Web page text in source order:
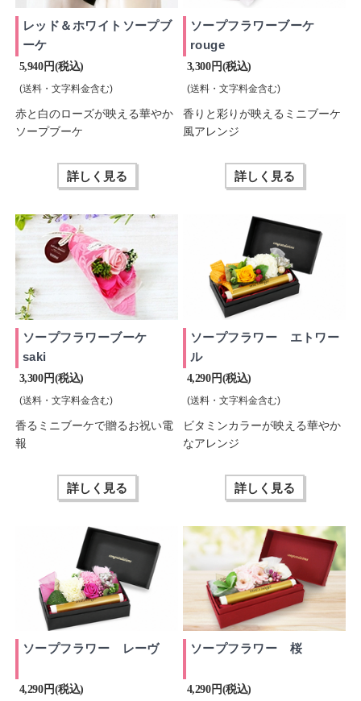
レッド＆ホワイトソープブ
ーケ
5,940 円(税込)
(送料・文字料金含む)
赤と白のローズが映える華やか
ソープブーケ
詳しく見る
ソープフラワーブーケ
rouge
3,300 円(税込)
(送料・文字料金含む)
香りと彩りが映えるミニブーケ
風アレンジ
詳しく見る
ソープフラワーブーケ
saki
3,300 円(税込)
(送料・文字料金含む)
香るミニブーケで贈るお祝い電
報
詳しく見る
ソープフラワー エトワー
ル
4,290 円(税込)
(送料・文字料金含む)
ビタミンカラーが映える華やか
なアレンジ
詳しく見る
ソープフラワー レーヴ
4,290 円(税込)
ソープフラワー 桜
4,290 円(税込)